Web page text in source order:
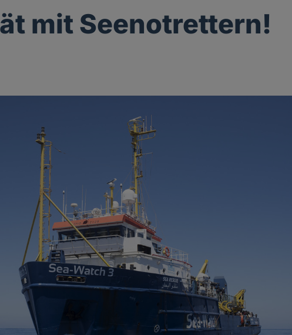
mit Seenotrettern!